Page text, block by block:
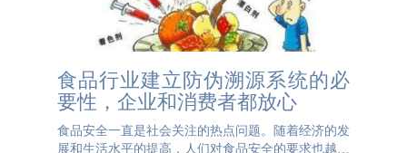
食品行业建立防伪溯源系统的必
要性，企业和消费者都放心
食品安全一直是社会关注的热点问题。随着经济的发
展和生活水平的提高，人们对食品安全的要求也越来